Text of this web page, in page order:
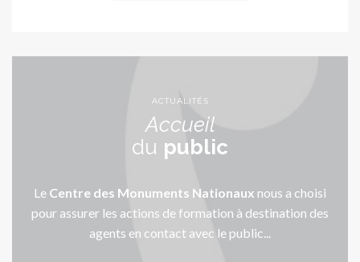
ACTUALITÉS
Accueil
du public
Le Centre des Monuments Nationaux nous a choisi
pour assurer les actions de formation à destination des
agents en contact avec le public...